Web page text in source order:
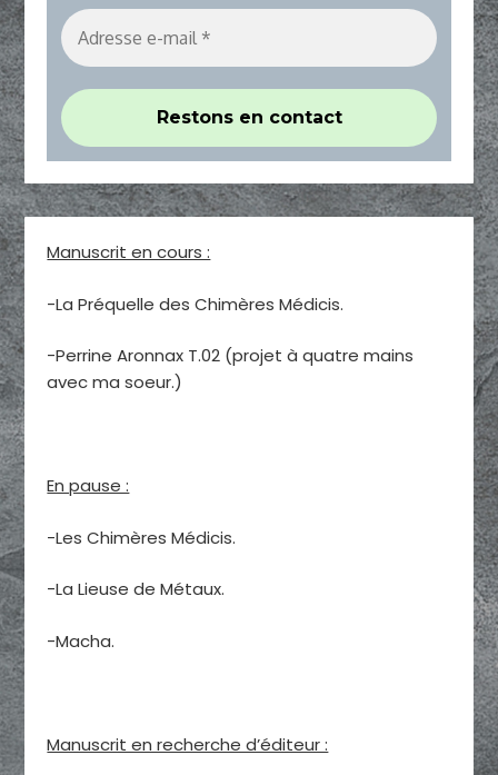
Manuscrit en cours :
-La Préquelle des Chimères Médicis.
-Perrine Aronnax T.02 (projet à quatre mains
avec ma soeur.)
En pause :
-Les Chimères Médicis.
-La Lieuse de Métaux.
-Macha.
Manuscrit en recherche d’éditeur :